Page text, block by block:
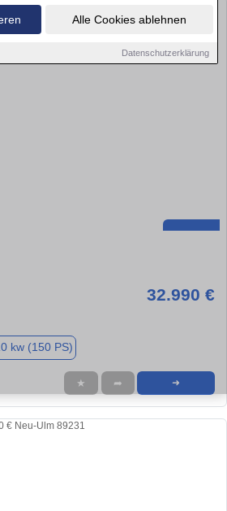
Alle Cookies ablehnen
Datenschutzerklärung
32.990 €
kw (150 PS)
★ ➦ ➜